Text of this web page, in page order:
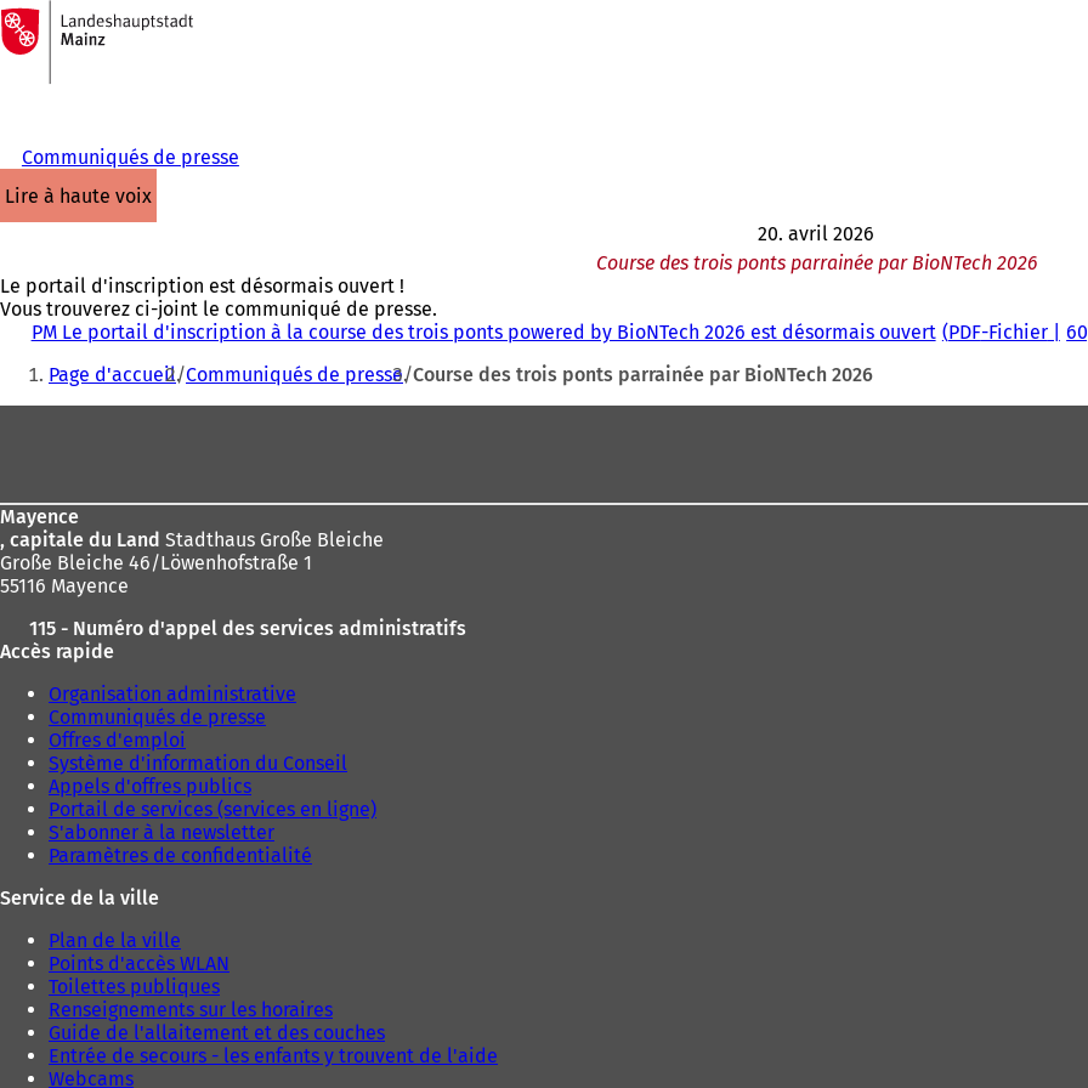
Accéder au contenu
Vers
la
page
d'accueil
Communiqués de presse
lire à haute voix
20. avril 2026
Course des trois ponts parrainée par BioNTech 2026
Le portail d'inscription est désormais ouvert !
Vous trouverez ci-joint le communiqué de presse.
PM Le portail d'inscription à la course des trois ponts powered by BioNTech 2026 est désormais ouvert
PDF-Fichier
Vous
êtes
Page d'accueil Communiqués de presse Course des trois ponts parrainée par BioNTech 2026
Mayence
, capitale du Land Stadthaus Große Bleiche
Große Bleiche 46/Löwenhofstraße 1
55116 Mayence
115 - Numéro d'appel des services administratifs
Accès rapide
Organisation administrative
Communiqués de presse
Offres d'emploi
Système d'information du Conseil
Appels d'offres publics
Portail de services (services en ligne)
S'abonner à la newsletter
Paramètres de confidentialité
Service de la ville
Plan de la ville
Points d'accès WLAN
Toilettes publiques
Renseignements sur les horaires
Guide de l'allaitement et des couches
Entrée de secours - les enfants y trouvent de l'aide
Webcams